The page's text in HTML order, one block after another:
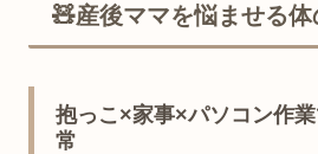
🧸産後ママを悩ませる体
抱っこ×家事×パソコン作
常